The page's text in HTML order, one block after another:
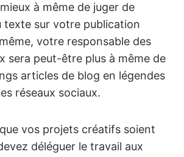
à même de juger de
texte sur votre publication
votre responsable des
sera peut-être plus à même de
articles de blog en légendes
réseaux sociaux.
vos projets créatifs soient
déléguer le travail aux